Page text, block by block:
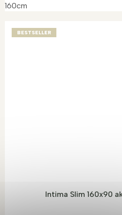
160cm
BESTSELLER
Intima Slim 160x90